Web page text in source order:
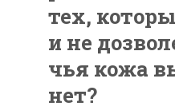
тех,
и не
чья кожа
нет?